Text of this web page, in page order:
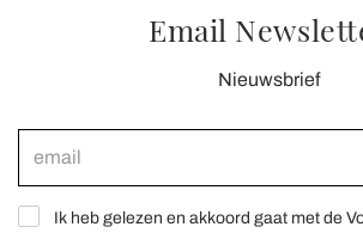
Email
Nieuwsbrief
Ik heb gelezen en akkoord gaat met de